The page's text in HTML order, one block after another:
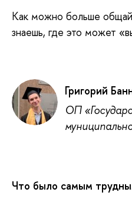
Как можно больше
знаешь, где это может
Григорий
ОП
Что было самым